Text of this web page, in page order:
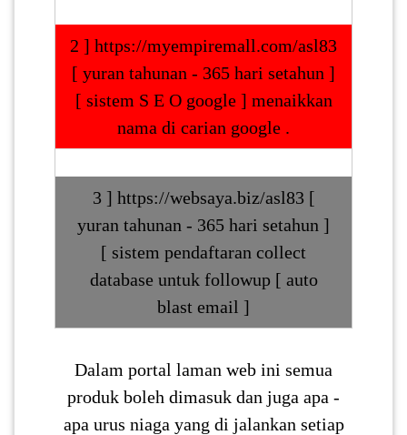
2 ] https://myempiremall.com/asl83
[ yuran tahunan - 365 hari setahun ]
[ sistem S E O google ] menaikkan
nama di carian google .
3 ] https://websaya.biz/asl83 [
yuran tahunan - 365 hari setahun ]
[ sistem pendaftaran collect
database untuk followup [ auto
blast email ]
Dalam portal laman web ini semua
produk boleh dimasuk dan juga apa -
apa urus niaga yang di jalankan setiap